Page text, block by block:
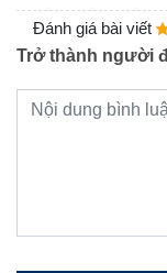
Đánh giá bài viết
Trở thành người